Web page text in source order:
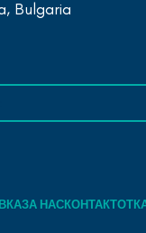
Bulgaria
ЗА НАСКОНТАКТ